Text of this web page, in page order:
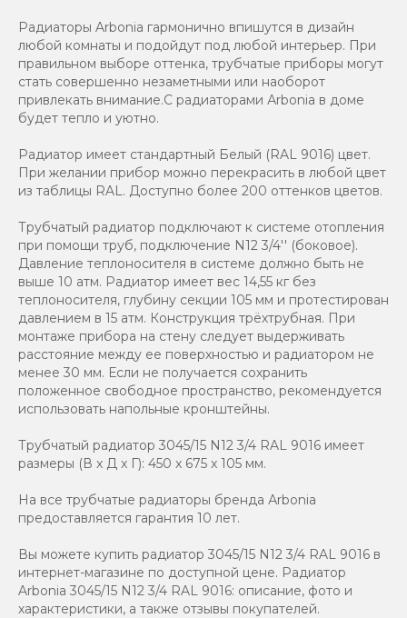
Радиаторы Arbonia гармонично впишутся в дизайн
любой комнаты и подойдут под любой интерьер. При
правильном выборе оттенка, трубчатые приборы могут
стать совершенно незаметными или наоборот
привлекать внимание.С радиаторами Аrbonia в доме
будет тепло и уютно.
Радиатор имеет стандартный Белый (RAL 9016) цвет.
При желании прибор можно перекрасить в любой цвет
из таблицы RAL. Доступно более 200 оттенков цветов.
Трубчатый радиатор подключают к системе отопления
при помощи труб, подключение N12 3/4'' (боковое).
Давление теплоносителя в системе должно быть не
выше 10 атм. Радиатор имеет вес 14,55 кг без
теплоносителя, глубину секции 105 мм и протестирован
давлением в 15 атм. Конструкция трёхтрубная. При
монтаже прибора на стену следует выдерживать
расстояние между ее поверхностью и радиатором не
менее 30 мм. Если не получается сохранить
положенное свободное пространство, рекомендуется
использовать напольные кронштейны.
Трубчатый радиатор 3045/15 N12 3/4 RAL 9016 имеет
размеры (В x Д x Г): 450 x 675 x 105 мм.
На все трубчатые радиаторы бренда Аrbonia
предоставляется гарантия 10 лет.
Вы можете купить радиатор 3045/15 N12 3/4 RAL 9016 в
интернет-магазине по доступной цене. Радиатор
Arbonia 3045/15 N12 3/4 RAL 9016: описание, фото и
характеристики, а также отзывы покупателей.